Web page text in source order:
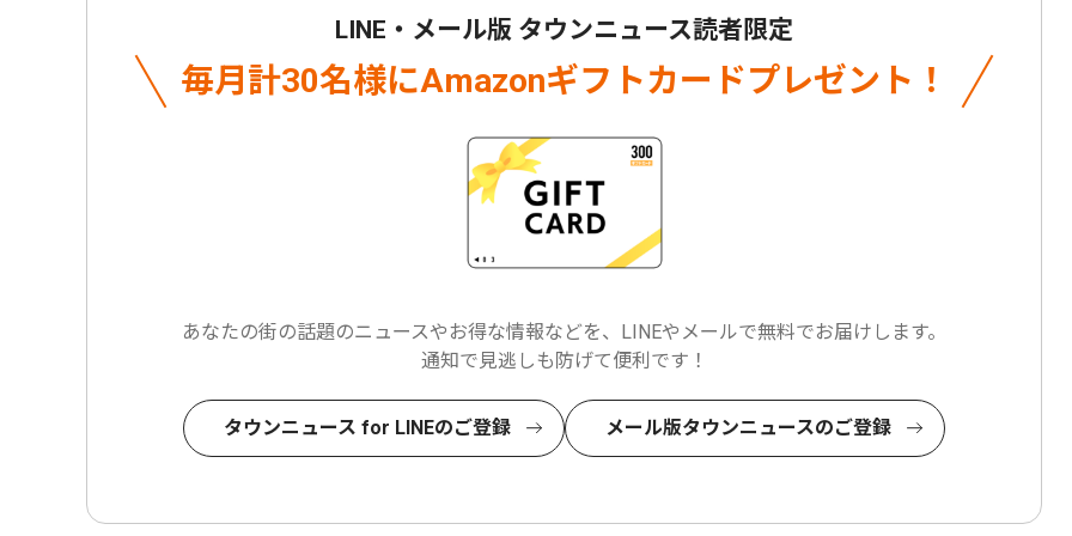
LINE・メール版 タウンニュース読者限定
毎月計30名様にAmazonギフトカードプレゼント！
あなたの街の話題のニュースやお得な情報などを、LINEやメールで無料でお届けします。
通知で見逃しも防げて便利です！
タウンニュース for LINEのご登録 メール版タウンニュースのご登録